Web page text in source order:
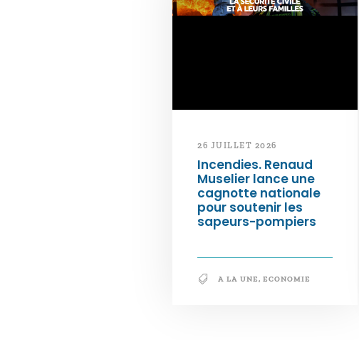
26 JUILLET 2026
Incendies. Renaud
Muselier lance une
cagnotte nationale
pour soutenir les
sapeurs-pompiers
A LA UNE, ECONOMIE